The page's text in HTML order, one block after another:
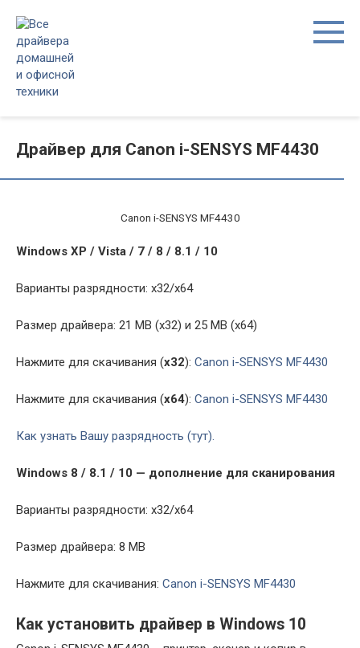
контенту
Драйвер для Canon i-SENSYS MF4430
Canon i-SENSYS MF4430
Windows XP / Vista / 7 / 8 / 8.1 / 10
Варианты разрядности: x32/x64
Размер драйвера: 21 MB (x32) и 25 MB (x64)
Нажмите для скачивания (x32): Canon i-SENSYS MF4430
Нажмите для скачивания (x64): Canon i-SENSYS MF4430
Как узнать Вашу разрядность (тут).
Windows 8 / 8.1 / 10 — дополнение для сканирования
Варианты разрядности: x32/x64
Размер драйвера: 8 MB
Нажмите для скачивания: Canon i-SENSYS MF4430
Как установить драйвер в Windows 10